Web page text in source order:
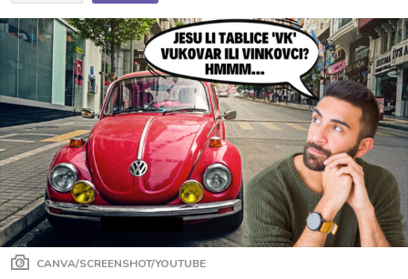
CANVA/SCREENSHOT/YOUTUBE